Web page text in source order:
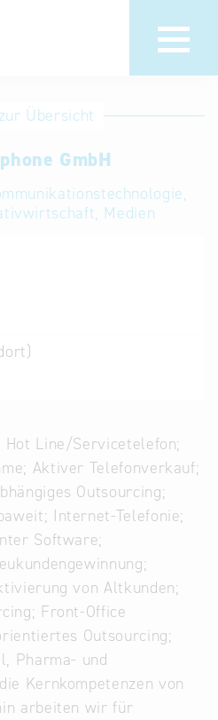
Eintrag
löschen
Aktualisieren
Sie Ihren
Datenbanken
aus
Österreich
und der
Slowakei
Übersicht
GmbH
Medien
Hot Line/Servicetelefon;
Aktiver Telefonverkauf;
Outsourcing;
Internet-Telefonie;
Software;
von Altkunden;
Front-Office
Outsourcing;
Pharma- und
Kernkompetenzen von
arbeiten wir für